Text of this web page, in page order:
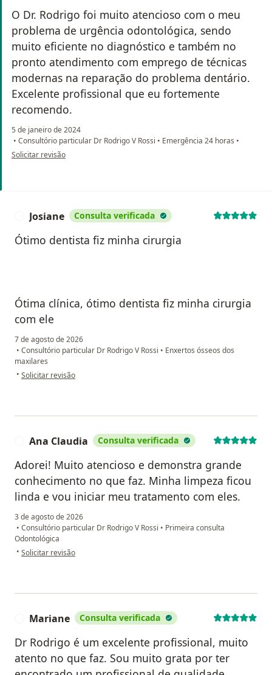
O Dr. Rodrigo foi muito atencioso com o meu
problema de urgência odontológica, sendo
muito eficiente no diagnóstico e também no
pronto atendimento com emprego de técnicas
modernas na reparação do problema dentário.
Excelente profissional que eu fortemente
recomendo.
5 de janeiro de 2024
• Consultório particular Dr Rodrigo V Rossi • Emergência 24 horas •
na opinião do utilizador Wellington Forster
Solicitar revisão
Josiane Consulta verificada
Ótimo dentista fiz minha cirurgia
Ótima clínica, ótimo dentista fiz minha cirurgia
com ele
7 de agosto de 2026
• Consultório particular Dr Rodrigo V Rossi • Enxertos ósseos dos
maxilares
• na opinião do utilizador Josiane
Solicitar revisão
Ana Claudia Consulta verificada
Adorei! Muito atencioso e demonstra grande
conhecimento no que faz. Minha limpeza ficou
linda e vou iniciar meu tratamento com eles.
3 de agosto de 2026
• Consultório particular Dr Rodrigo V Rossi • Primeira consulta
Odontológica
• na opinião do utilizador Ana Claudia
Solicitar revisão
Mariane Consulta verificada
Dr Rodrigo é um excelente profissional, muito
atento no que faz. Sou muito grata por ter